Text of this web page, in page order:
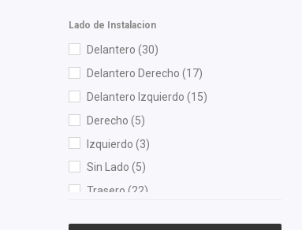
MOTORFIL (1)
MTE-THOMSON
NGK
NSB
OEP
(6)
Polar
(1)
Purolator(1)
RACE
(1)
Lado de Instalacion
Delantero (30)
Delantero Derecho (17)
Delantero Izquierdo (15)
Derecho (5)
Izquierdo (3)
Sin Lado (5)
Trasero (22)